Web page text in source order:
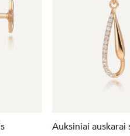
Auksiniai auskarai